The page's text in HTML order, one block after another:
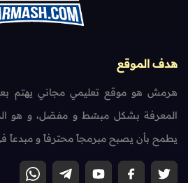
هدف الموقع
هرمش هو موقع تعليمي مجاني يهتم
المعرفة بشكل مبسّط و مفصّل، و هو
يطمح بأن يصبح مبرمجاً محترفاً و مبدعاً